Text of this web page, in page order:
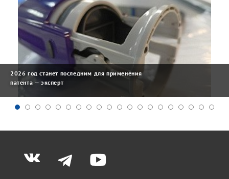
2026 год станет последним для применения
патента — эксперт